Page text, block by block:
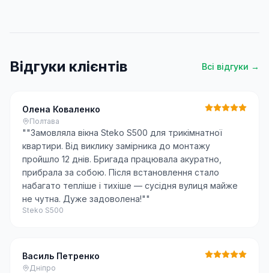
Відгуки клієнтів Всі відгуки →
Олена Коваленко
Полтава
""Замовляла вікна Steko S500 для трикімнатної
квартири. Від виклику замірника до монтажу
пройшло 12 днів. Бригада працювала акуратно,
прибрала за собою. Після встановлення стало
набагато тепліше і тихіше — сусідня вулиця майже
не чутна. Дуже задоволена!""
Steko S500
Василь Петренко
Дніпро